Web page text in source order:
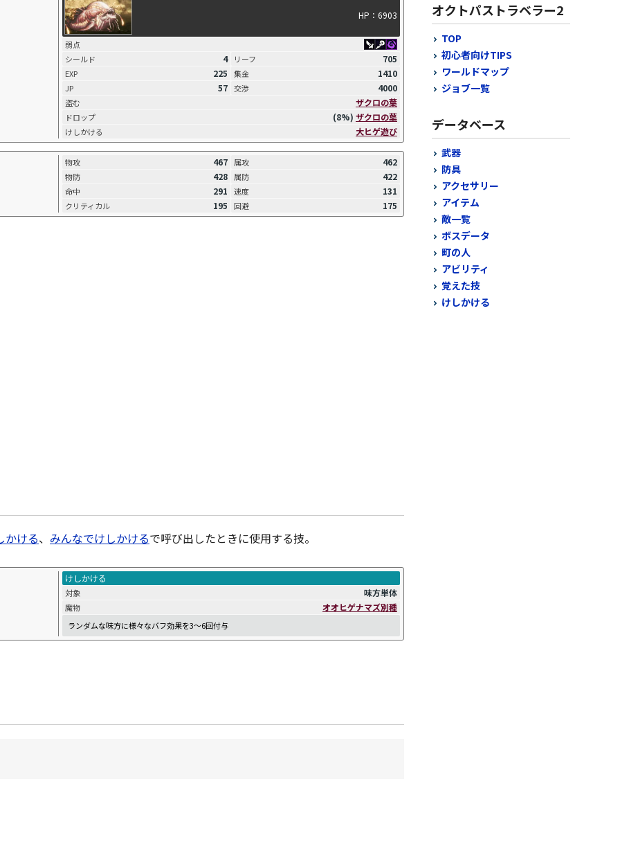
HP：6903
弱点
シールド
4 リーフ 705
EXP 225 集金 1410
JP 57 交渉 4000
盗む ザクロの葉
ドロップ (8%) ザクロの葉
けしかける 大ヒゲ遊び
物攻 467 属攻 462
物防 428 属防 422
命中 291 速度 131
クリティカル 195 回避 175
かける、 みんなでけしかけるで呼び出したときに使用する技。
けしかける
対象 味方単体
魔物 オオヒゲナマズ別種
ランダムな味方に様々なバフ効果を3～6回付与
オクトパストラベラー2
TOP
初心者向けTIPS
ワールドマップ
ジョブ一覧
データベース
武器
防具
アクセサリー
アイテム
敵一覧
ボスデータ
町の人
アビリティ
覚えた技
けしかける